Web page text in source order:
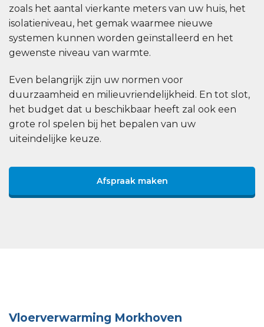
zoals het aantal vierkante meters van uw huis, het
isolatieniveau, het gemak waarmee nieuwe
systemen kunnen worden geïnstalleerd en het
gewenste niveau van warmte.
Even belangrijk zijn uw normen voor
duurzaamheid en milieuvriendelijkheid. En tot slot,
het budget dat u beschikbaar heeft zal ook een
grote rol spelen bij het bepalen van uw
uiteindelijke keuze.
Afspraak maken
Vloerverwarming Morkhoven